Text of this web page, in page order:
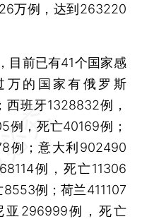
万例，达到263220
前已有41个国家感
万的国家有俄罗斯
西班牙1328832例，
例，死亡40169例；
例；意大利902490
例，死亡11306
例；荷兰411107
296999例，死亡